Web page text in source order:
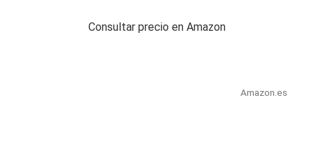
Consultar precio en Amazon
Amazon.es